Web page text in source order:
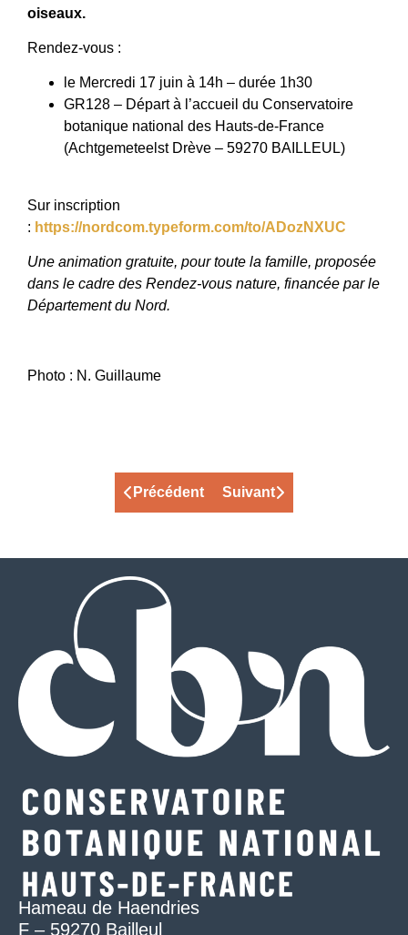
oiseaux.
Rendez-vous :
le Mercredi 17 juin à 14h – durée 1h30
GR128 – Départ à l’accueil du Conservatoire
botanique national des Hauts-de-France
(Achtgemeteelst Drève – 59270 BAILLEUL)
Sur inscription
: https://nordcom.typeform.com/to/ADozNXUC
Une animation gratuite, pour toute la famille, proposée
dans le cadre des Rendez-vous nature, financée par le
Département du Nord.
Photo : N. Guillaume
Précédent Suivant
Hameau de Haendries
F – 59270 Bailleul